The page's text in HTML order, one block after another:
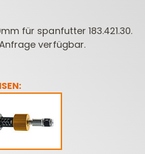
FRÄSER FÜR
OBERFRÄSEN
für spanfutter 183.421.30.
verfügbar.